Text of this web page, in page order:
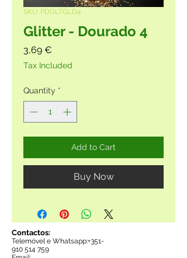
SKU: PDGLTGLD4
Glitter - Dourado 4
3,69 €
Tax Included
Quantity *
Add to Cart
Buy Now
Contactos:
Telemóvel e Whatsapp:+351-
910 514 759